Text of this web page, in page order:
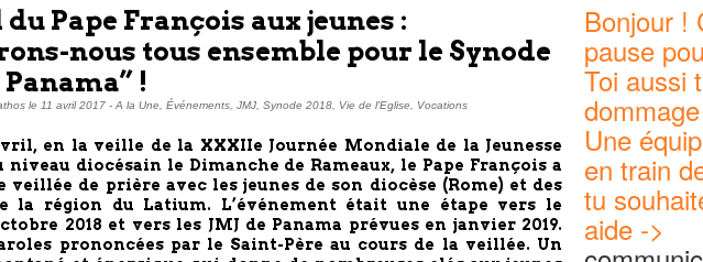
du Pape François aux jeunes :
nous tous ensemble pour le Synode
!
le 11 avril 2017 - A la Une Événements JMJ Synode 2018 Vie de l'Eglise Vocations
en la veille de la XXXIIe Journée Mondiale de la Jeunesse
niveau diocésain le Dimanche de Rameaux, le Pape François a
veillée de prière avec les jeunes de son diocèse (Rome) et des
la région du Latium. L’événement était une étape vers le
2018 et vers les JMJ de Panama prévues en janvier 2019.
prononcées par le Saint-Père au cours de la veillée. Un
Bonjour !
pause
Toi aussi
Une
en train
tu
aide ->